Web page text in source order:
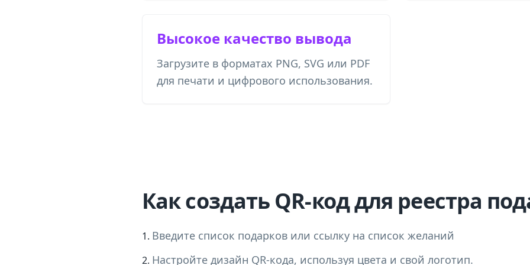
Высокое качество вывода
Загрузите в форматах PNG, SVG или PDF
для печати и цифрового использования.
Как создать QR-код для реестра
Введите список подарков или ссылку на список желаний
Настройте дизайн QR-кода, используя цвета и свой логотип.